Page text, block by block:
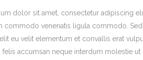
dolor sit amet, consectetur adipiscing
commodo venenatis ligula commodo.
eu velit elementum et convallis erat
felis accumsan neque interdum molestie